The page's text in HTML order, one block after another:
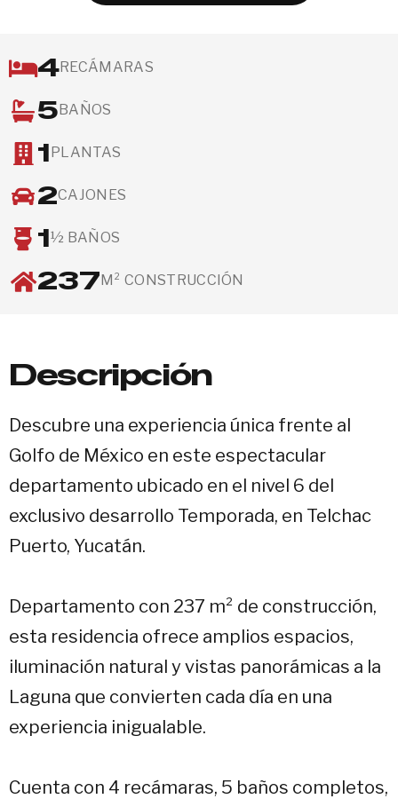
4RECÁMARAS
5BAÑOS
1PLANTAS
2CAJONES
1½ BAÑOS
237M² CONSTRUCCIÓN
Descripción
Descubre una experiencia única frente al
Golfo de México en este espectacular
departamento ubicado en el nivel 6 del
exclusivo desarrollo Temporada, en Telchac
Puerto, Yucatán.
Departamento con 237 m² de construcción,
esta residencia ofrece amplios espacios,
iluminación natural y vistas panorámicas a la
Laguna que convierten cada día en una
experiencia inigualable.
Cuenta con 4 recámaras, 5 baños completos,